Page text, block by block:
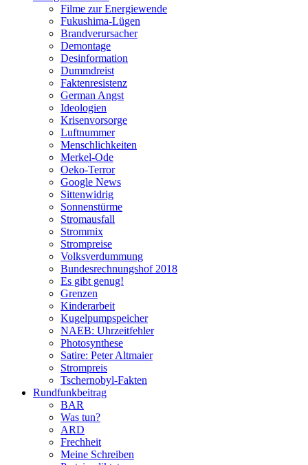
Filme zur Energiewende
Fukushima-Lügen
Brandverursacher
Demontage
Desinformation
Dummdreist
Faktenresistenz
German Angst
Ideologien
Krisenvorsorge
Luftnummer
Menschlichkeiten
Merkel-Ode
Oeko-Terror
Google News
Sittenwidrig
Sonnenstürme
Stromausfall
Strommix
Strompreise
Volksverdummung
Bundesrechnungshof 2018
Es gibt genug!
Grenzen
Kinderarbeit
Kugelpumpspeicher
NAEB: Uhrzeitfehler
Photosynthese
Satire: Peter Altmaier
Strompreis
Tschernobyl-Fakten
Rundfunkbeitrag
BAR
Was tun?
ARD
Frechheit
Meine Schreiben